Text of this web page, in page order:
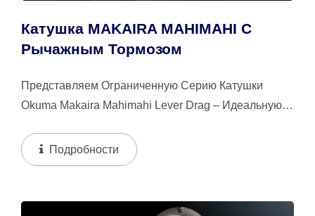
Катушка MAKAIRA MAHIMAHI С
Рычажным Тормозом
Представляем Ограниченную Серию Катушки
Okuma Makaira Mahimahi Lever Drag – Идеальную
Подробности